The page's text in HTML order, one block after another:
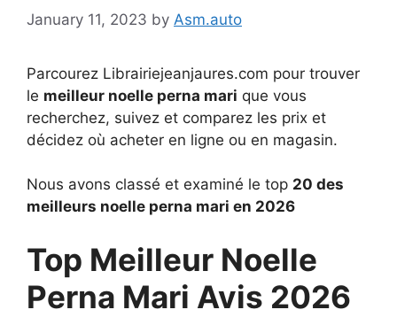
January 11, 2023 by Asm.auto
Parcourez Librairiejeanjaures.com pour trouver
le meilleur noelle perna mari que vous
recherchez, suivez et comparez les prix et
décidez où acheter en ligne ou en magasin.
Nous avons classé et examiné le top 20 des
meilleurs noelle perna mari en 2026
Top Meilleur Noelle
Perna Mari Avis 2026